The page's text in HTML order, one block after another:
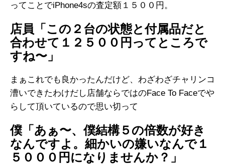
ってことでiPhone4sの査定額１５００円。
店員「この２台の状態と付属品だと
合わせて１２５００円ってところで
すね〜」
まぁこれでも良かったんだけど、わざわざチャリンコ
漕いできたわけだし店舗ならではのFace To Faceでや
らして頂いているので思い切って
僕「あぁ〜、僕結構５の倍数が好き
なんですよ。細かいの嫌いなんで１
５０００円になりませんか？」